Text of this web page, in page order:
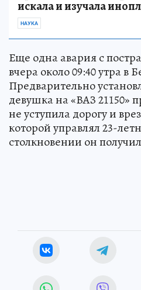
искала и изучала
НАУКА
Еще одна авария с
вчера около 09:40 утра в
Предварительно
девушка на «ВАЗ 21150»
не уступила дорогу и
которой управлял 23-
столкновении он